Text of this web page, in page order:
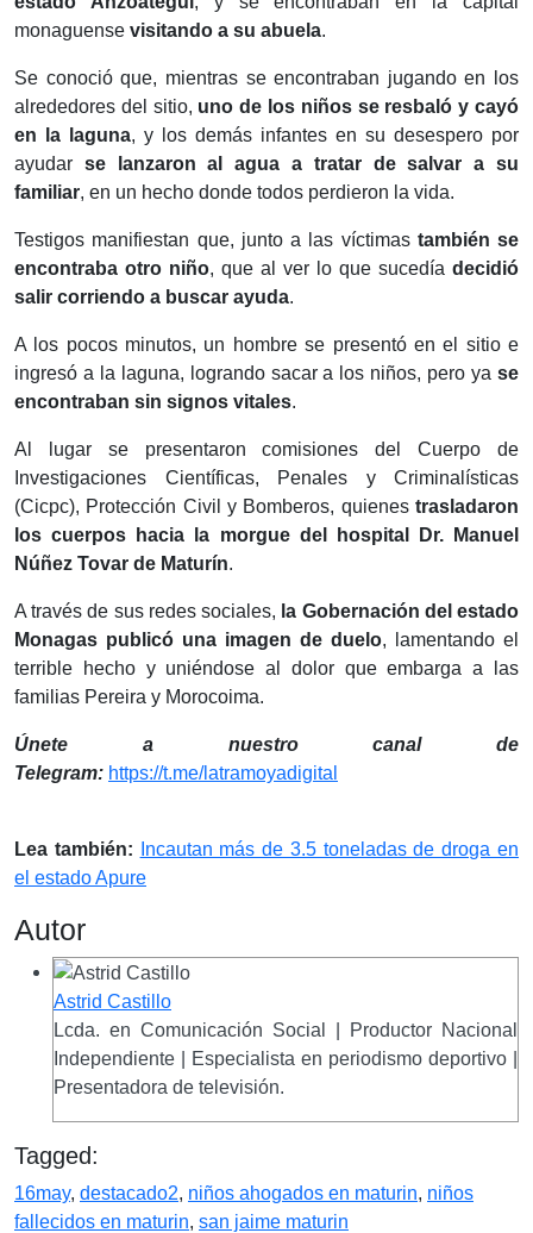
monaguense visitando a su abuela.
Se conoció que, mientras se encontraban jugando en los
alrededores del sitio, uno de los niños se resbaló y cayó
en la laguna, y los demás infantes en su desespero por
ayudar se lanzaron al agua a tratar de salvar a su
familiar, en un hecho donde todos perdieron la vida.
Testigos manifiestan que, junto a las víctimas también se
encontraba otro niño, que al ver lo que sucedía decidió
salir corriendo a buscar ayuda.
A los pocos minutos, un hombre se presentó en el sitio e
ingresó a la laguna, logrando sacar a los niños, pero ya se
encontraban sin signos vitales.
Al lugar se presentaron comisiones del Cuerpo de
Investigaciones Científicas, Penales y Criminalísticas
(Cicpc), Protección Civil y Bomberos, quienes trasladaron
los cuerpos hacia la morgue del hospital Dr. Manuel
Núñez Tovar de Maturín.
A través de sus redes sociales, la Gobernación del estado
Monagas publicó una imagen de duelo, lamentando el
terrible hecho y uniéndose al dolor que embarga a las
familias Pereira y Morocoima.
Únete a nuestro canal de
Telegram: https://t.me/latramoyadigital
Lea también:
Incautan más de 3.5 toneladas de droga en
el estado Apure
Autor
Astrid Castillo
Lcda. en Comunicación Social | Productor Nacional
Independiente | Especialista en periodismo deportivo |
Presentadora de televisión.
Tagged:
16may, destacado2, niños ahogados en maturin, niños
fallecidos en maturin, san jaime maturin